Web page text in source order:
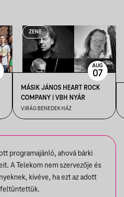
ZENE
MÁSIK JÁNOS HEART ROCK
COMPANY | VBH NYÁR
VIRÁG BENEDEK HÁZ
AUG
07
programajánló, ahová bárki
A Telekom nem szervezője és
kivéve, ha ezt az adott